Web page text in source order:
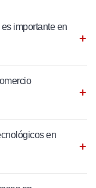
importante en
en